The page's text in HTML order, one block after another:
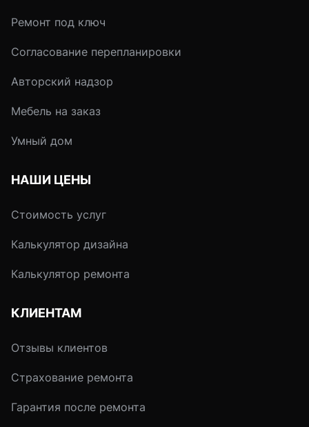
Ремонт под ключ
Согласование перепланировки
Авторский надзор
Мебель на заказ
Умный дом
НАШИ ЦЕНЫ
Стоимость услуг
Калькулятор дизайна
Калькулятор ремонта
КЛИЕНТАМ
Отзывы клиентов
Страхование ремонта
Гарантия после ремонта